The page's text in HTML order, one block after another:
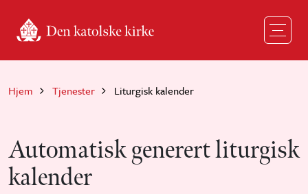
Hjem Tjenester Liturgisk kalender
Automatisk generert liturgisk
kalender